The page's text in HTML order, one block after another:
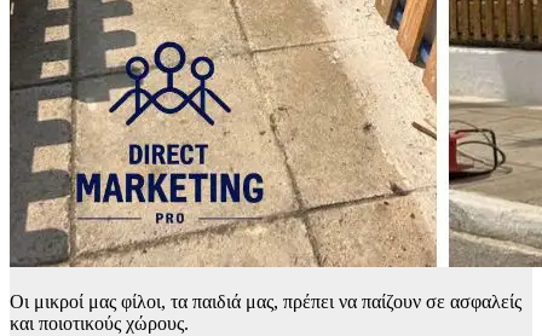
Οι μικροί μας φίλοι, τα παιδιά μας, πρέπει να παίζουν σε ασφαλείς
και ποιοτικούς χώρους.